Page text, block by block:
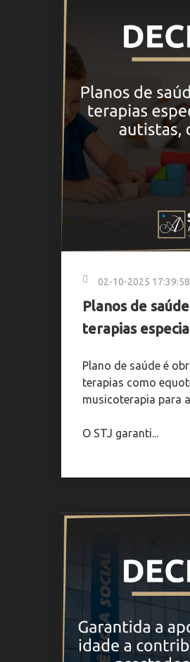
02-10-2025 17:39:58
Planos de
terapias
Plano de saúde é
terapias como
musicoterapia para
O STJ garanti...